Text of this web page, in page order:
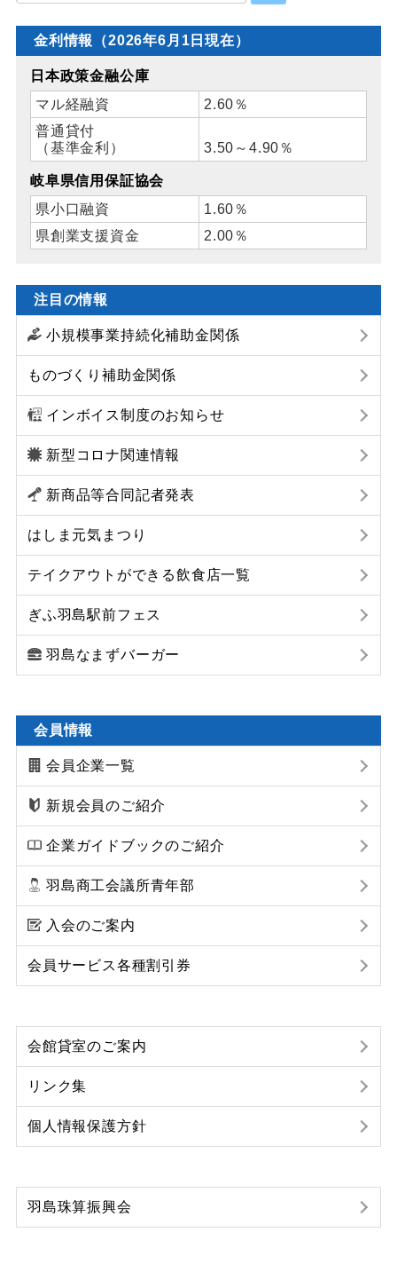
金利情報（2026年6月1日現在）
日本政策金融公庫
マル経融資
2.60％
普通貸付
（基準金利）
3.50～4.90％
岐阜県信用保証協会
県小口融資
1.60％
県創業支援資金
2.00％
注目の情報
小規模事業持続化補助金関係
ものづくり補助金関係
インボイス制度のお知らせ
新型コロナ関連情報
新商品等合同記者発表
はしま元気まつり
テイクアウトができる飲食店一覧
ぎふ羽島駅前フェス
羽島なまずバーガー
会員情報
会員企業一覧
新規会員のご紹介
企業ガイドブックのご紹介
羽島商工会議所青年部
入会のご案内
会員サービス各種割引券
会館貸室のご案内
リンク集
個人情報保護方針
羽島珠算振興会